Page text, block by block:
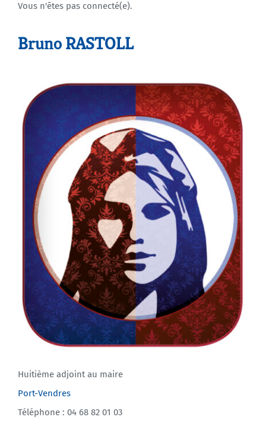
Agenda
Vous n'êtes pas connecté(e).
Bruno RASTOLL
Huitième adjoint au maire
Port-Vendres
Téléphone : 04 68 82 01 03